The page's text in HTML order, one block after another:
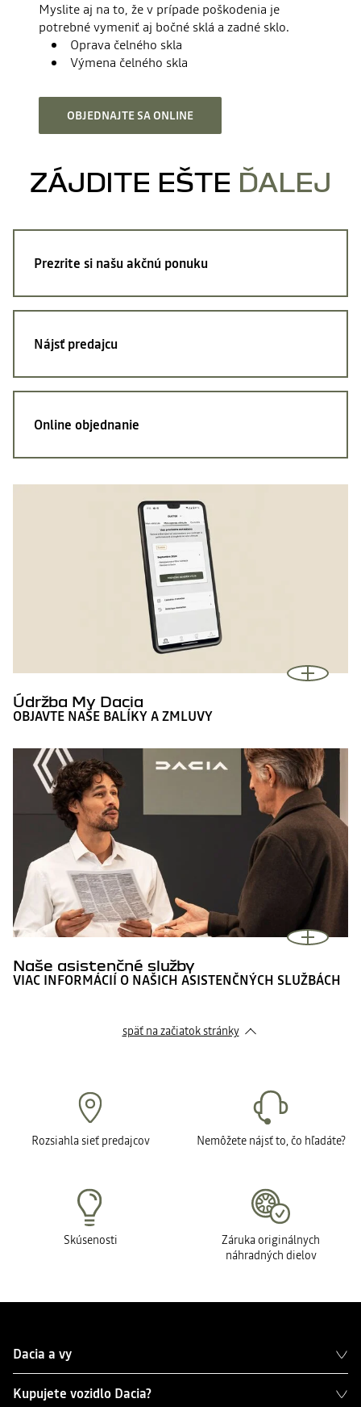
Myslite aj na to, že v prípade poškodenia je
potrebné vymeniť aj bočné sklá a zadné sklo.
Oprava čelného skla
Výmena čelného skla
OBJEDNAJTE SA ONLINE
ZÁJDITE EŠTE ĎALEJ
Prezrite si našu akčnú ponuku
Nájsť predajcu
Online objednanie
Údržba My Dacia
OBJAVTE NAŠE BALÍKY A ZMLUVY
Naše asistenčné služby
VIAC INFORMÁCIÍ O NAŠICH ASISTENČNÝCH SLUŽBÁCH
späť na začiatok stránky
Rozsiahla sieť predajcov Nemôžete nájsť to, čo hľadáte?
Skúsenosti
Záruka originálnych
náhradných dielov
Dacia a vy
Kupujete vozidlo Dacia?